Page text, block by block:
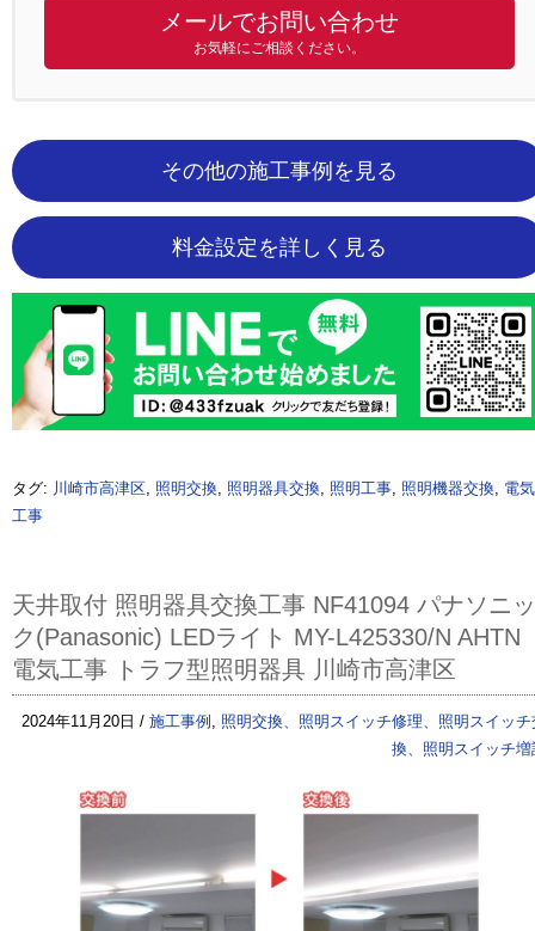
メールでお問い合わせ
お気軽にご相談ください。
その他の施工事例を見る
料金設定を詳しく見る
タグ: 川崎市高津区 照明交換 照明器具交換 照明工事 照明機器交換 電気
工事
天井取付 照明器具交換工事 NF41094 パナソニッ
ク(Panasonic) LEDライト MY-L425330/N AHTN
電気工事 トラフ型照明器具 川崎市高津区
2024年11月20日 / 施工事例
照明交換、照明スイッチ修理、照明スイッチ
換、照明スイッチ増